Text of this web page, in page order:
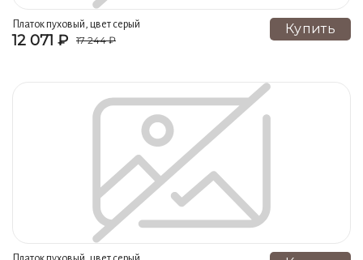
Платок пуховый, цвет серый
12 071 ₽ 17 244 ₽
Купить